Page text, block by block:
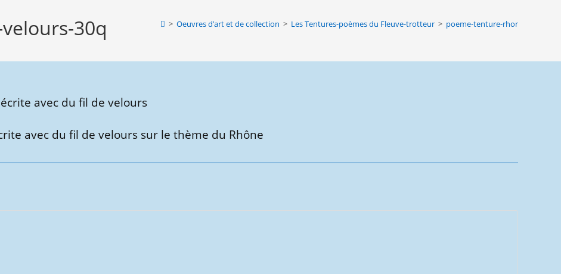
search
30q > Oeuvres d’art et de collection > Les Tentures-poèmes du Fleuve-trotteur > poeme-tenture-rhone-velours-
avec du fil de velours sur le thème du Rhône